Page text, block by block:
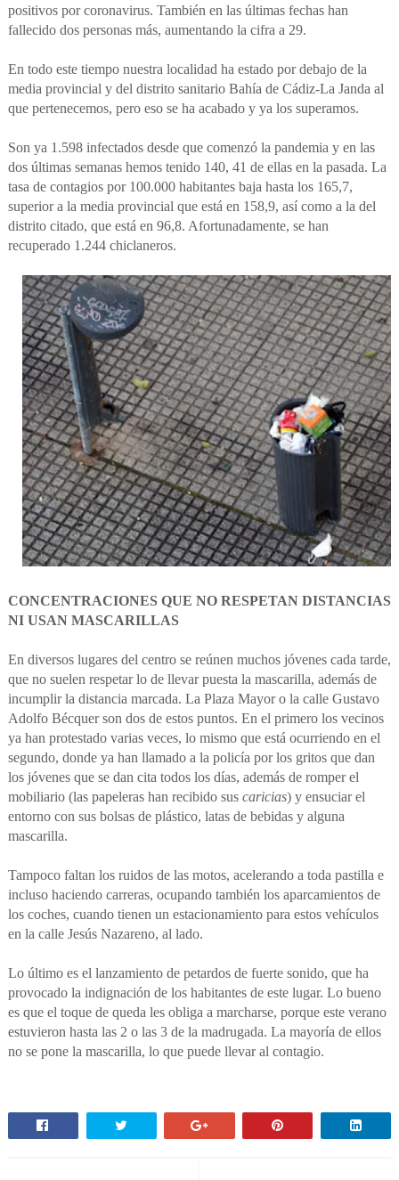
positivos por coronavirus. También en las últimas fechas han
fallecido dos personas más, aumentando la cifra a 29.
En todo este tiempo nuestra localidad ha estado por debajo de la
media provincial y del distrito sanitario Bahía de Cádiz-La Janda al
que pertenecemos, pero eso se ha acabado y ya los superamos.
Son ya 1.598 infectados desde que comenzó la pandemia y en las
dos últimas semanas hemos tenido 140, 41 de ellas en la pasada. La
tasa de contagios por 100.000 habitantes baja hasta los 165,7,
superior a la media provincial que está en 158,9, así como a la del
distrito citado, que está en 96,8. Afortunadamente, se han
recuperado 1.244 chiclaneros.
CONCENTRACIONES QUE NO RESPETAN DISTANCIAS
NI USAN MASCARILLAS
En diversos lugares del centro se reúnen muchos jóvenes cada tarde,
que no suelen respetar lo de llevar puesta la mascarilla, además de
incumplir la distancia marcada. La Plaza Mayor o la calle Gustavo
Adolfo Bécquer son dos de estos puntos. En el primero los vecinos
ya han protestado varias veces, lo mismo que está ocurriendo en el
segundo, donde ya han llamado a la policía por los gritos que dan
los jóvenes que se dan cita todos los días, además de romper el
mobiliario (las papeleras han recibido sus caricias) y ensuciar el
entorno con sus bolsas de plástico, latas de bebidas y alguna
mascarilla.
Tampoco faltan los ruidos de las motos, acelerando a toda pastilla e
incluso haciendo carreras, ocupando también los aparcamientos de
los coches, cuando tienen un estacionamiento para estos vehículos
en la calle Jesús Nazareno, al lado.
Lo último es el lanzamiento de petardos de fuerte sonido, que ha
provocado la indignación de los habitantes de este lugar. Lo bueno
es que el toque de queda les obliga a marcharse, porque este verano
estuvieron hasta las 2 o las 3 de la madrugada. La mayoría de ellos
no se pone la mascarilla, lo que puede llevar al contagio.